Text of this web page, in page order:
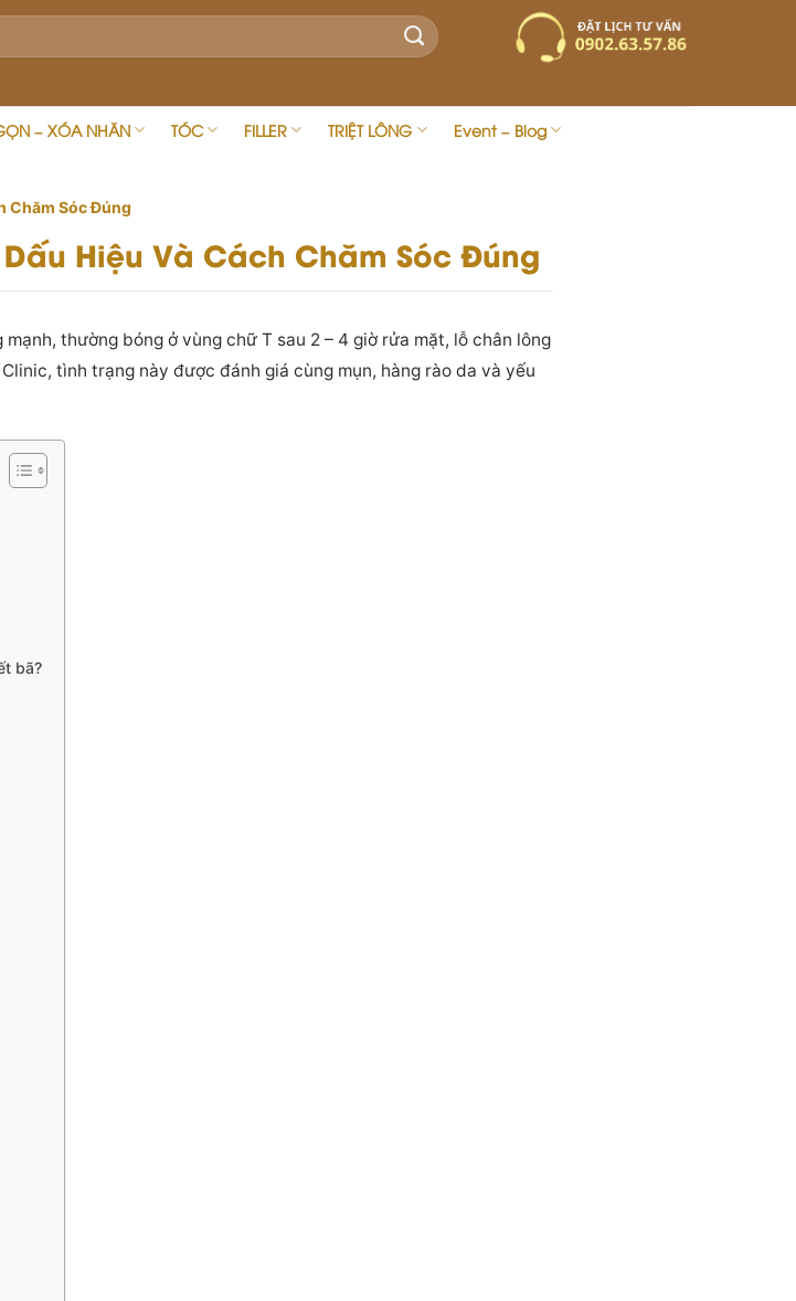
– XÓA NHĂN TÓC FILLER TRIỆT LÔNG Event – Blog
Chăm Sóc Đúng
Hiệu Và Cách Chăm Sóc Đúng
thường bóng ở vùng chữ T sau 2 – 4 giờ rửa mặt, lỗ chân lông
tình trạng này được đánh giá cùng mụn, hàng rào da và yếu
bã?